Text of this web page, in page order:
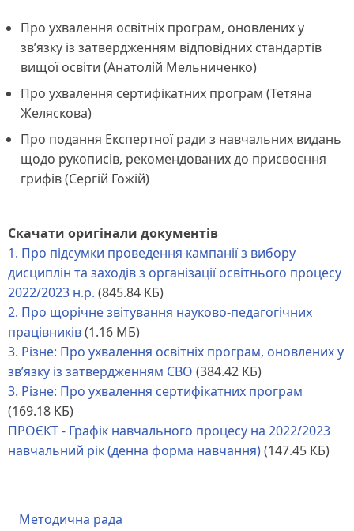
Про ухвалення освітніх програм, оновлених у
зв’язку із затвердженням відповідних стандартів
вищої освіти (Анатолій Мельниченко)
Про ухвалення сертифікатних програм (Тетяна
Желяскова)
Про подання Експертної ради з навчальних видань
щодо рукописів, рекомендованих до присвоєння
грифів (Сергій Гожій)
Скачати оригінали документів
1. Про підсумки проведення кампанії з вибору
дисциплін та заходів з організації освітнього процесу
2022/2023 н.р. (845.84 КБ)
2. Про щорічне звітування науково-педагогічних
працівників(1.16 МБ)
3. Різне: Про ухвалення освітніх програм, оновлених у
зв’язку із затвердженням СВО (384.42 КБ)
3. Різне: Про ухвалення сертифікатних програм
(169.18 КБ)
ПРОЄКТ - Графік навчального процесу на 2022/2023
навчальний рік (денна форма навчання)(147.45 КБ)
Методична рада